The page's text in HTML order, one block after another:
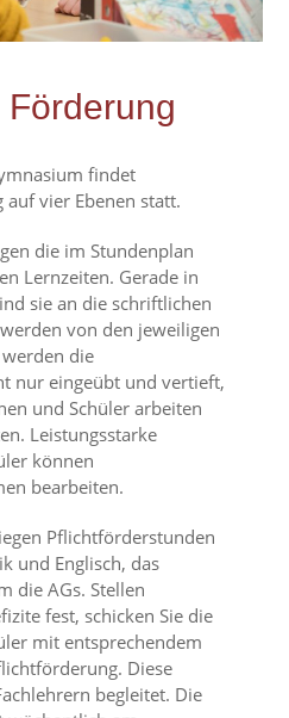
findet
vier Ebenen statt.
die im Stundenplan
Lernzeiten. Gerade in
sie an die schriftlichen
von den jeweiligen
die
nur eingeübt und vertieft,
und Schüler arbeiten
Leistungsstarke
können
bearbeiten.
Pflichtförderstunden
und Englisch, das
die AGs. Stellen
fest, schicken Sie die
mit entsprechendem
Diese
begleitet. Die